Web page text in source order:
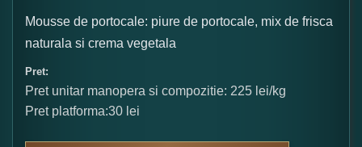
Mousse de portocale: piure de portocale, mix de frisca
naturala si crema vegetala
Pret:
Pret unitar manopera si compozitie: 225 lei/kg
Pret platforma:30 lei